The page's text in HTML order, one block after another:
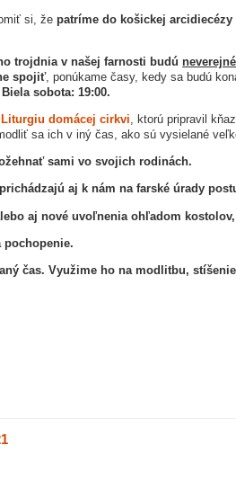
si, že patríme do košickej arcidiecézy
trojdnia v našej farnosti budú neverejné
spojiť, ponúkame časy, kedy sa budú
sobota: 19:00.
Liturgiu domácej cirkvi, ktorú pripravil
sa ich v iný čas, ako sú vysielané
sami vo svojich rodinách.
aj k nám na farské úrady
aj nové uvoľnenia ohľadom
pochopenie.
čas. Využime ho na modlitbu,